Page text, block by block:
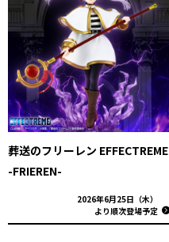
葬送のフリーレン EFFECTREME
-FRIEREN-
2026年6月25日（木）
より順次登場予定